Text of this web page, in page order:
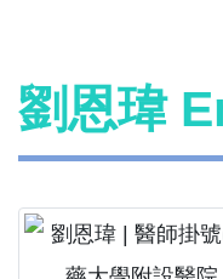
劉恩瑋